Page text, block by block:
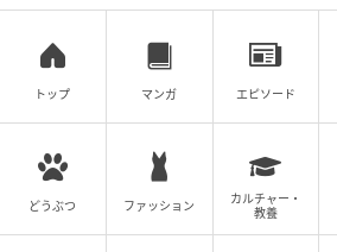
トップ マンガ エピソード
どうぶつ ファッション
カルチャー・
教養